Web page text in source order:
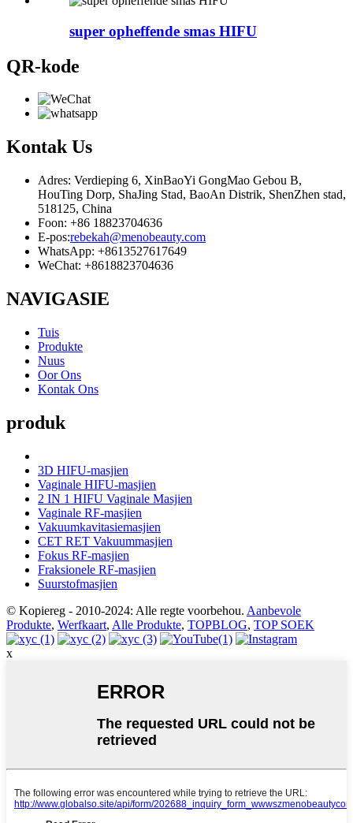
super opheffende smas HIFU
QR-kode
KontakUs
Adres: Verdieping 6, XinBaoYi GongMao Gebou B,
HouTing Dorp, ShaJing Stad, BaoAn Distrik, ShenZhen stad,
518125, China
Foon: +86 18823704636
E-pos:rebekah@menobeauty.com
WhatsApp: +8613527617649
WeChat: +8618823704636
NAVIGASIE
Tuis
Produkte
Nuus
Oor Ons
Kontak Ons
produk
3D HIFU-masjien
Vaginale HIFU-masjien
2 IN 1 HIFU Vaginale Masjien
Vaginale RF-masjien
Vakuumkavitasiemasjien
CET RET Vakuummasjien
Fokus RF-masjien
Fraksionele RF-masjien
Suurstofmasjien
© Kopiereg - 2010-2024: Alle regte voorbehou. Aanbevole
Produkte, Werfkaart, Alle Produkte, TOPBLOG, TOP SOEK
x